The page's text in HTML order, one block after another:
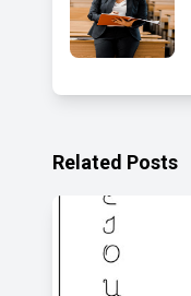
Related Posts